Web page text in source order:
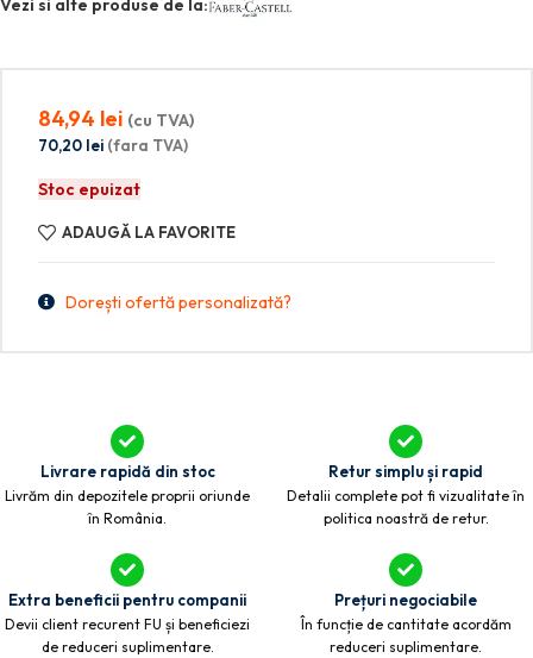
Vezi si alte produse de la:
84,94 lei (cu TVA)
70,20 lei (fara TVA)
Stoc epuizat
ADAUGĂ LA FAVORITE
Dorești ofertă personalizată?
Livrare rapidă din stoc
Livrăm din depozitele proprii oriunde
în România.
Retur simplu și rapid
Detalii complete pot fi vizualitate în
politica noastră de retur.
Extra beneficii pentru companii
Devii client recurent FU și beneficiezi
de reduceri suplimentare.
Prețuri negociabile
În funcție de cantitate acordăm
reduceri suplimentare.